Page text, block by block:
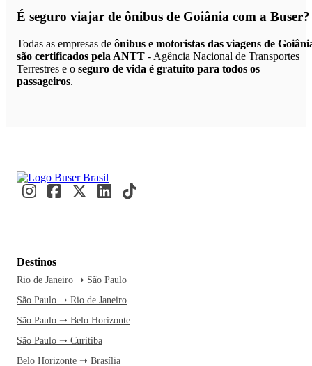
É seguro viajar de ônibus de Goiânia com a Buser?
Todas as empresas de ônibus e motoristas das viagens de
são certificados pela ANTT - Agência Nacional de Transportes
Terrestres e o seguro de vida é gratuito para todos os
passageiros.
Destinos
Rio de Janeiro ➝ São Paulo
São Paulo ➝ Rio de Janeiro
São Paulo ➝ Belo Horizonte
São Paulo ➝ Curitiba
Belo Horizonte ➝ Brasília